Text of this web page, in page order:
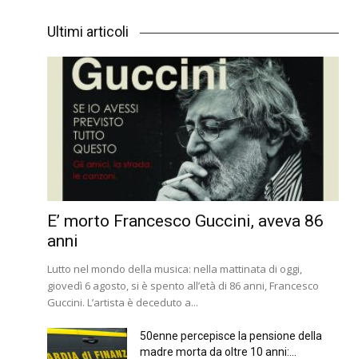
Ultimi articoli
E’ morto Francesco Guccini, aveva 86
anni
Lutto nel mondo della musica: nella mattinata di oggi,
giovedì 6 agosto, si è spento all’età di 86 anni, Francesco
Guccini. L’artista è deceduto a...
50enne percepisce la pensione della
madre morta da oltre 10 anni:...